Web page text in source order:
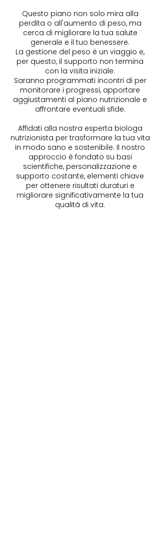
Questo piano non solo mira alla
perdita o all'aumento di peso, ma
cerca di migliorare la tua salute
generale e il tuo benessere.
La gestione del peso è un viaggio e,
per questo, il supporto non termina
con la visita iniziale.
Saranno programmati incontri di per
monitorare i progressi, apportare
aggiustamenti al piano nutrizionale e
affrontare eventuali sfide.
Affidati alla nostra esperta biologa
nutrizionista per trasformare la tua vita
in modo sano e sostenibile. Il nostro
approccio è fondato su basi
scientifiche, personalizzazione e
supporto costante, elementi chiave
per ottenere risultati duraturi e
migliorare significativamente la tua
qualità di vita.